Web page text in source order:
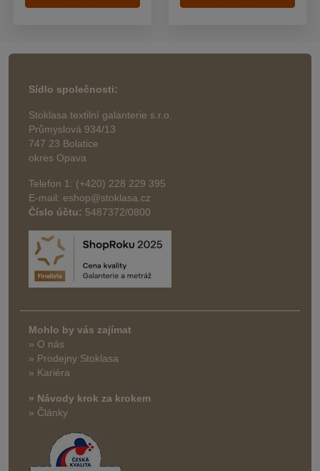
Sídlo společnosti:
Stoklasa textilní galanterie s.r.o.
Průmyslová 934/13
747 23 Bolatice
okres Opava
Telefon 1: (+420) 228 229 395
E-mail: eshop@stoklasa.cz
Číslo účtu: 5487372/0800
Mohlo by vás zajímat
» O nás
» Prodejny Stoklasa
» Kariéra
» Návody krok za krokem
» Články